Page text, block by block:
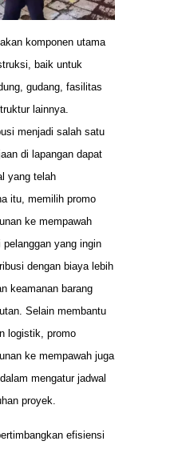
komponen utama
baik untuk
gudang, fasilitas
lainnya.
menjadi salah satu
di lapangan dapat
yang telah
itu, memilih promo
ke mempawah
yang ingin
dengan biaya lebih
keamanan barang
Selain membantu
logistik, promo
ke mempawah juga
mengatur jadwal
proyek.
efisiensi